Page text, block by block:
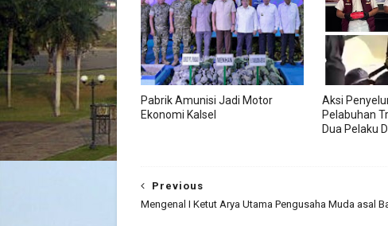
Pabrik Amunisi Jadi Motor
Ekonomi Kalsel
Aksi
Pelabuhan
Dua Pelaku
Previous
Mengenal I Ketut Arya Utama Pengusaha Muda asal